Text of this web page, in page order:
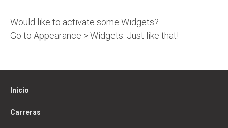
Would like to activate some Widgets?
Go to Appearance > Widgets. Just like that!
Inicio
Carreras